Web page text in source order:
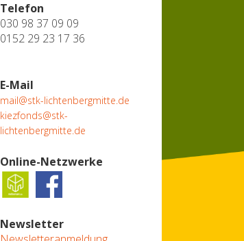
Telefon
030 98 37 09 09
0152 29 23 17 36
E-Mail
mail@stk-lichtenbergmitte.de
kiezfonds@stk-
lichtenbergmitte.de
Online-Netzwerke
Newsletter